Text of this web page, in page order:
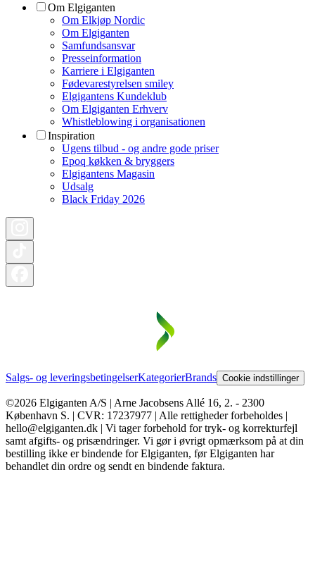
Om Elgiganten
Om Elkjøp Nordic
Om Elgiganten
Samfundsansvar
Presseinformation
Karriere i Elgiganten
Fødevarestyrelsen smiley
Elgigantens Kundeklub
Om Elgiganten Erhverv
Whistleblowing i organisationen
Inspiration
Ugens tilbud - og andre gode priser
Epoq køkken & bryggers
Elgigantens Magasin
Udsalg
Black Friday 2026
Salgs- og leveringsbetingelserKategorierBrands Cookie indstillinger
©2026 Elgiganten A/S | Arne Jacobsens Allé 16, 2. - 2300
København S. | CVR: 17237977 | Alle rettigheder forbeholdes |
hello@elgiganten.dk | Vi tager forbehold for tryk- og korrekturfejl
samt afgifts- og prisændringer. Vi gør i øvrigt opmærksom på at din
bestilling ikke er bindende for Elgiganten, før Elgiganten har
behandlet din ordre og sendt en bindende faktura.